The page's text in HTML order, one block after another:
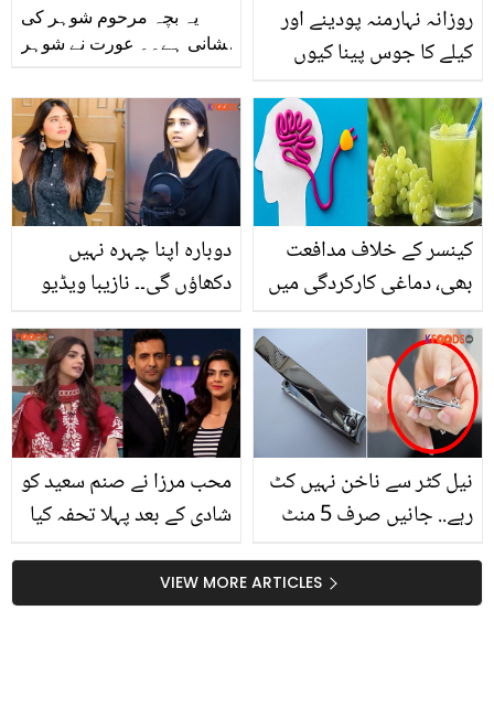
یہ بچہ مرحوم شوہر کی
نشانی ہے۔۔ عورت نے شوہر
کے بچے کو کیسے جنم دیا؟
حیرت انگیز واقعہ
روزانہ نہارمنہ پودینے اور
کیلے کا جوس پینا کیوں
آپ بھی پینا شروع کر دیں
گے
دوبارہ اپنا چہرہ نہیں
دکھاؤں گی۔۔ نازیبا ویڈیو
مناہل ملک نے سوشل میڈیا
چھوڑ دیا؟ جذباتی پیغام
شئیر کردیا
کینسر کے خلاف مدافعت
بھی، دماغی کارکردگی میں
تروتازہ بنانے تک ۔۔ انگور کے
جوس کے 6 حیران کن
فوائد
محب مرزا نے صنم سعید کو
شادی کے بعد پہلا تحفہ کیا
کرنے والی اداکارہ نے
انکشاف کردیا
نیل کٹر سے ناخن نہیں کٹ
رہے.. جانیں صرف 5 منٹ
VIEW MORE ARTICLES